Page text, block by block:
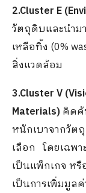
2.Cluster E
วัตถุดิบและนำม
เหลือทิ้ง (0%
สิ่งแวดล้อม
3.Cluster V
Materials)คิดค้
หนักเบาจากวัต
เลือก โดยเฉพา
เป็นแพ็กเกจ ห
เป็นการเพิ่มมูล